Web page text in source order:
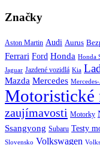
Značky
Aston Martin Audi Aurus
Ferrari Ford Honda Honda
Jaguar Jazdené vozidlá Kia
Mazda Mercedes
zaujímavosti Motorky
Ssangyong Subaru Testy
Slovensko Volkswagen